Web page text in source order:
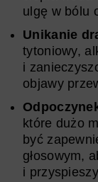
ulgę w bólu
Unikanie
tytoniowy,
i
objawy
które dużo
być
głosowym,
i